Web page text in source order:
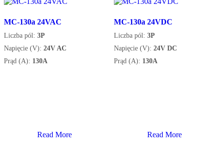
MC-130a 24VAC
Liczba pól: 3P
Napięcie (V): 24V AC
Prąd (A): 130A
Read More
MC-130a 24VDC
Liczba pól: 3P
Napięcie (V): 24V DC
Prąd (A): 130A
Read More